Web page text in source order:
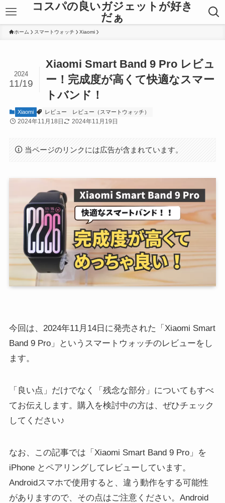
コスパの良いガジェットが好き
だぁ
ホーム スマートウォッチ Xiaomi
Xiaomi Smart Band 9 Pro レビュ
ー！完成度が高くて快適なスマー
トバンド！
2024
11/19
Xiaomi レビュー レビュー（スマートウォッチ）
2024年11月18日 2024年11月19日
当ページのリンクには広告が含まれています。
今回は、2024年11月14日に発売された「Xiaomi Smart
Band 9 Pro」というスマートウォッチのレビューをし
ます。
「良い点」だけでなく「残念な部分」についてもすべ
てお伝えします。購入を検討中の方は、ぜひチェック
してください♪
なお、この記事では「Xiaomi Smart Band 9 Pro」を
iPhone とペアリングしてレビューしています。
Androidスマホで使用すると、違う動作をする可能性
がありますので、その点はご注意ください。Android